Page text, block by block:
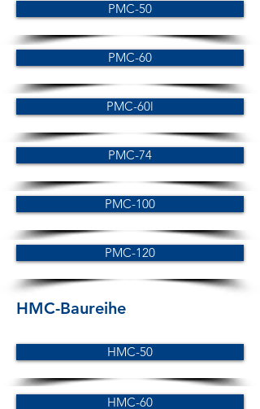
PMC-50
PMC-60
PMC-60l
PMC-74
PMC-100
PMC-120
HMC-Baureihe
HMC-50
HMC-60